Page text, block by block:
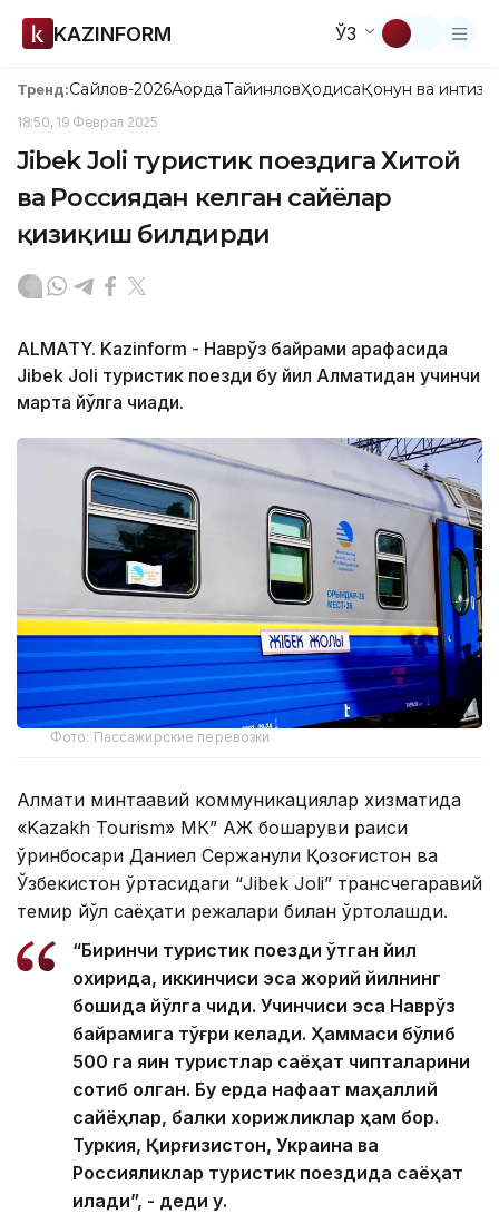
KAZINFORM ЎЗ
Тренд:Сайлов-2026АқордаТайинловҲодисаҚонун ва
18:50, 19 Феврал 2025
Jibek Joli туристик поездига Хитой
ва Россиядан келган сайёҳлар
қизиқиш билдирди
ALMATY. Kazinform - Наврўз байрами арафасида
Jibek Joli туристик поезди бу йил Алматидан учинчи
марта йўлга чиқади.
Фото: Пассажирские перевозки
Алмати минтақавий коммуникациялар хизматида
«Kazakh Tourism» МК” АЖ бошқаруви раиси
ўринбосари Даниел Сержанули Қозоғистон ва
Ўзбекистон ўртасидаги “Jibek Joli” трансчегаравий
темир йўл саёҳати режалари билан ўртоқлашди.
“Биринчи туристик поезди ўтган йил
охирида, иккинчиси эса жорий йилнинг
бошида йўлга чиқди. Учинчиси эса Наврўз
байрамига тўғри келади. Ҳаммаси бўлиб
500 га яқин туристлар саёҳат чипталарини
сотиб олган. Бу ерда нафақат маҳаллий
сайёҳлар, балки хорижликлар ҳам бор.
Туркия, Қирғизистон, Украина ва
Россияликлар туристик поездида саёҳат
қилади”, - деди у.